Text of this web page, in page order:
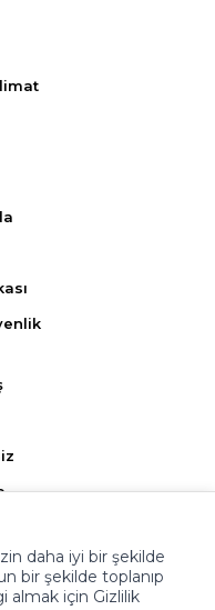
daha iyi bir şekilde
bir şekilde toplanıp
almak için Gizlilik